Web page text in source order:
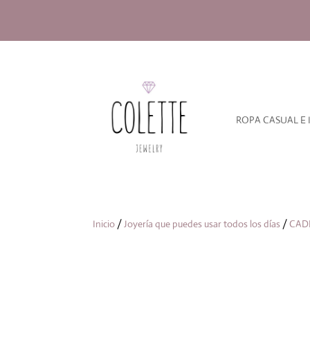
ROPA CASUAL E
Inicio /Joyería que puedes usar todos los días /